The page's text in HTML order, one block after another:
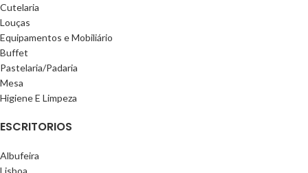
Cutelaria
Louças
Equipamentos e Mobiliário
Buffet
Pastelaria/Padaria
Mesa
Higiene E Limpeza
ESCRITORIOS
Albufeira
Lisboa